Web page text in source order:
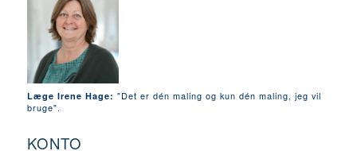
Læge Irene Hage: "Det er dén maling og kun dén maling, jeg vil
bruge".
KONTO